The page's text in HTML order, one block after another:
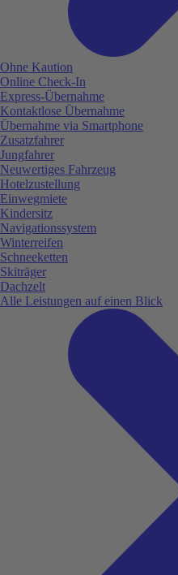
Ohne Kaution
Online Check-In
Express-Übernahme
Kontaktlose Übernahme
Übernahme via Smartphone
Zusatzfahrer
Jungfahrer
Neuwertiges Fahrzeug
Hotelzustellung
Einwegmiete
Kindersitz
Navigationssystem
Winterreifen
Schneeketten
Skiträger
Dachzelt
Alle Leistungen auf einen Blick